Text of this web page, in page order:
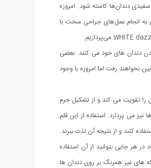
دندان‌ها کاسته شود. امروزه
به انجام عمل‌های جراحی سخت با
دندان های خود می کنند. بعضی
نخواهند رفت اما امروزه با وجود
را تقویت می کند و از تشکیل جرم
می پردازد. استفاده از این قلم
کنند و از نتیجه آن لذت ببرند.
هر جایی بتوانید از آن استفاده
های غیر همرنگ بر روی دندان ها